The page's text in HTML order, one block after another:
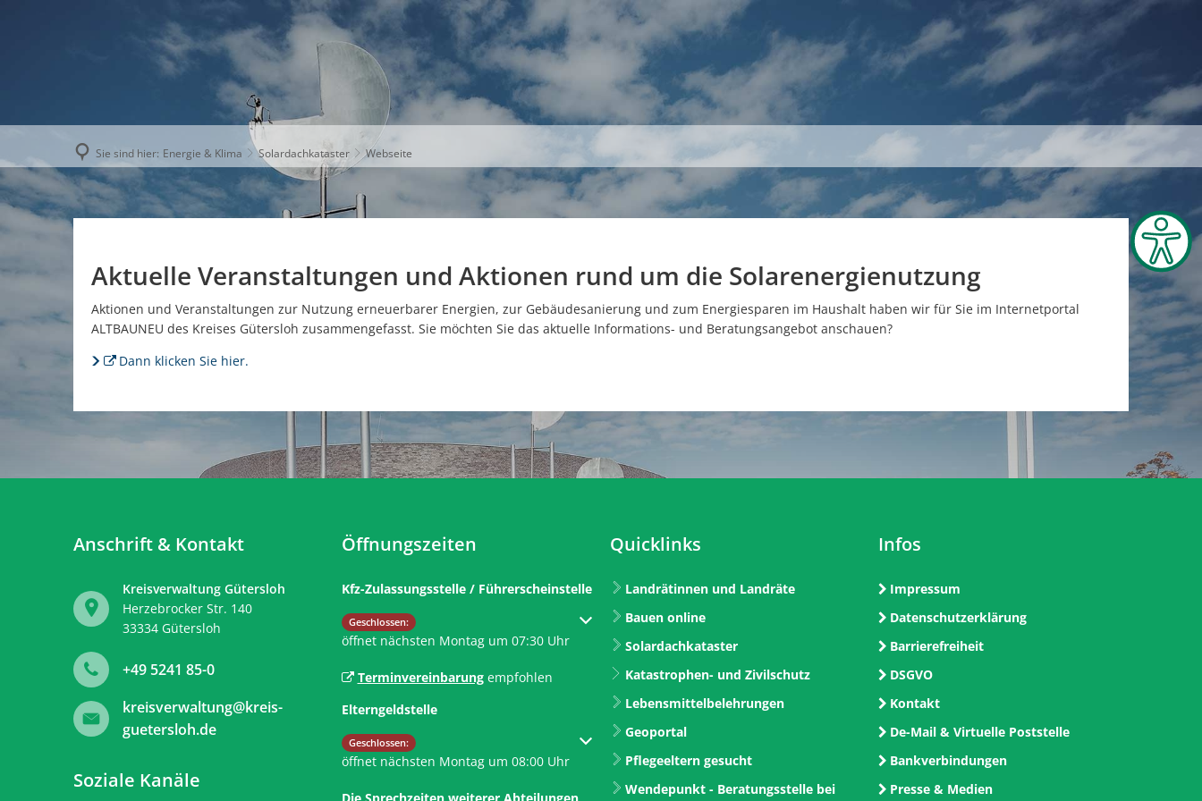
AKTUELLES THEMEN UNSER KREIS KARRIERE
Sie sind hier: Energie & Klima Solardachkataster Webseite
Aktuelle Veranstaltungen und Aktionen rund um die Solarenergienutzung
Aktionen und Veranstaltungen zur Nutzung erneuerbarer Energien, zur Gebäudesanierung und zum Energiesparen im Haushalt haben wir für Sie im Internetportal
ALTBAUNEU des Kreises Gütersloh zusammengefasst. Sie möchten Sie das aktuelle Informations- und Beratungsangebot anschauen?
Dann klicken Sie hier.
Anschrift & Kontakt
Kreisverwaltung Gütersloh
Herzebrocker Str. 140
33334 Gütersloh
+49 5241 85-0
kreisverwaltung@kreis-
guetersloh.de
Soziale Kanäle
Öffnungszeiten
Kfz-Zulassungsstelle / Führerscheinstelle
Klicken, um weitere Öffnungs- oder Schließzeiten auszublenden
Geschlossen:
öffnet nächsten Montag um 07:30 Uhr
Terminvereinbarungempfohlen
Elterngeldstelle
Klicken, um weitere Öffnungs- oder Schließzeiten auszublenden
Geschlossen:
öffnet nächsten Montag um 08:00 Uhr
Quicklinks
Landrätinnen und Landräte
Bauen online
Solardachkataster
Katastrophen- und Zivilschutz
Lebensmittelbelehrungen
Geoportal
Pflegeeltern gesucht
Wendepunkt - Beratungsstelle bei
Infos
Impressum
Datenschutzerklärung
Barrierefreiheit
DSGVO
Kontakt
De-Mail & Virtuelle Poststelle
Bankverbindungen
Presse & Medien